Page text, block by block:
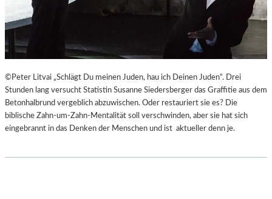
©Peter Litvai „Schlägt Du meinen Juden, hau ich Deinen Juden“. Drei
Stunden lang versucht Statistin Susanne Siedersberger das Graffitie aus dem
Betonhalbrund vergeblich abzuwischen. Oder restauriert sie es? Die
biblische Zahn-um-Zahn-Mentalität soll verschwinden, aber sie hat sich
eingebrannt in das Denken der Menschen und ist aktueller denn je.